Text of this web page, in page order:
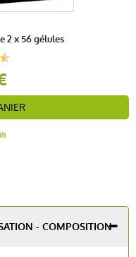
2 x 56 gélules
- COMPOSITION